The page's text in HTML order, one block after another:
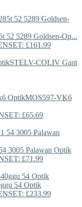
52 5289 Goldsen-Op...
£161.99
STELV-COLIV Gant
MOS597-VK6
£65.69
3005 Palawan Optik
£71.99
54 Optik
£233.99